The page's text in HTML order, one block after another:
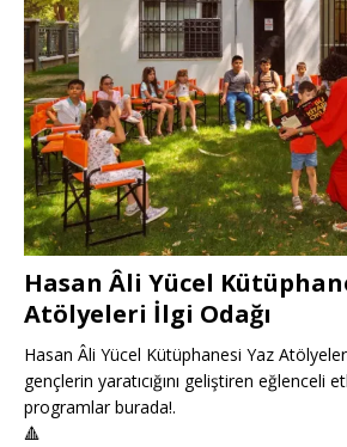
Hasan Âli Yücel
Atölyeleri İlgi Odağı
Hasan Âli Yücel Kütüphanesi Yaz
gençlerin yaratıcığını geliştiren eğlenceli
programlar burada!.
🔺